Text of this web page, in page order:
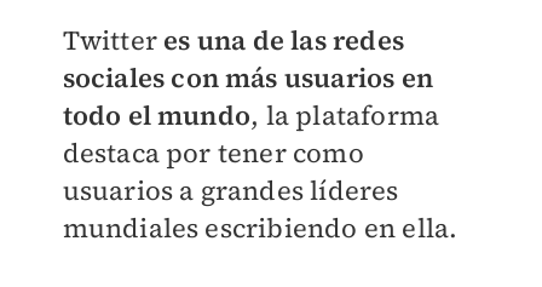
Twitter es una de las redes
sociales con más usuarios en
todo el mundo, la plataforma
destaca por tener como
usuarios a grandes líderes
mundiales escribiendo en ella.